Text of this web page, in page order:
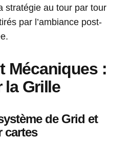
stratégie au tour par tour
par l’ambiance post-
Mécaniques :
la Grille
de Grid et
cartes